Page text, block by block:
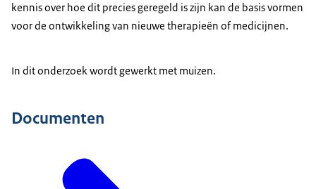
kennis over hoe dit precies geregeld is zijn kan de basis vormen
voor de ontwikkeling van nieuwe therapieën of medicijnen.
In dit onderzoek wordt gewerkt met muizen.
Documenten